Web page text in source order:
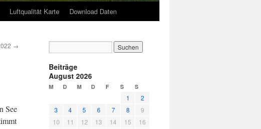
Luftqualität Karte Download Daten
→
See
Beiträge
August 2026
M D M D F S S
1
2
3
4 5 6 7 8
9
10
11 12 13 14 15
16